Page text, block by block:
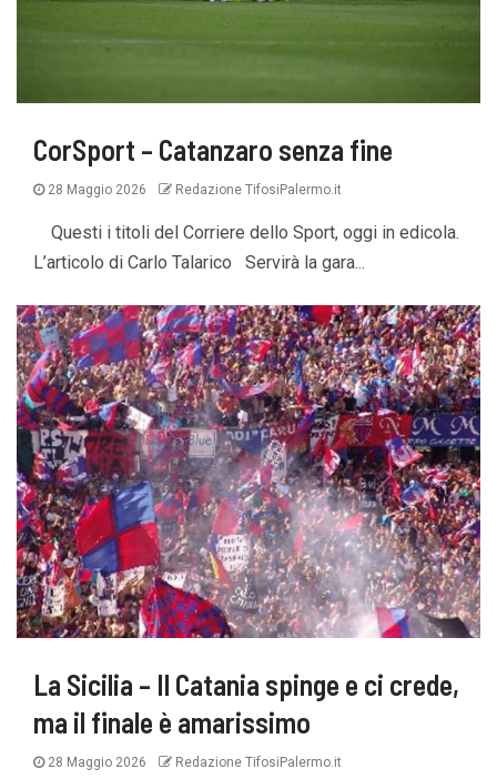
CorSport – Catanzaro senza fine
28 Maggio 2026 Redazione TifosiPalermo.it
Questi i titoli del Corriere dello Sport, oggi in edicola.
L’articolo di Carlo Talarico Servirà la gara...
La Sicilia – Il Catania spinge e ci crede,
ma il finale è amarissimo
28 Maggio 2026 Redazione TifosiPalermo.it